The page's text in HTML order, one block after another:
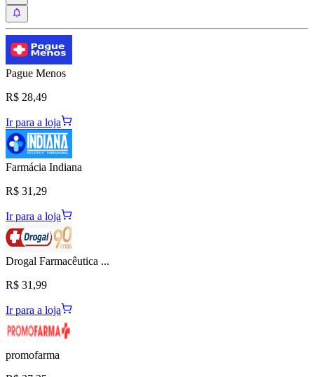
Pague Menos
R$ 28,49
Ir para a loja
Farmácia Indiana
R$ 31,29
Ir para a loja
Drogal Farmacêutica ...
R$ 31,99
Ir para a loja
promofarma